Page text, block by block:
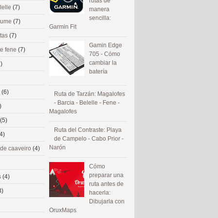
manera
sencilla:
Garmin Fit
Gamin Edge
705 - Cómo
cambiar la
batería
Ruta de Tarzán: Magalofes
- Barcia - Belelle - Fene -
Magalofes
Ruta del Contraste: Playa
de Campelo - Cabo Prior -
Narón
Cómo
preparar una
ruta antes de
hacerla:
Dibujarla con
OruxMaps
(7)
(7)
(7)
fene (7)
(6)
(5)
caaveiro (4)
(4)